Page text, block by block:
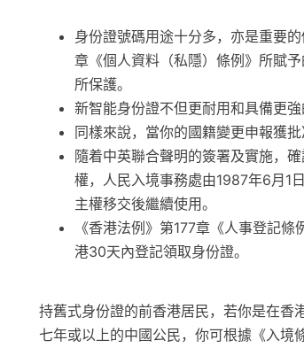
身份證號碼用途十分多，亦是重要
章《個人資料（私隱）條例》所賦
所保護。
新智能身份證不但更耐用和具備更
同樣來說，當你的國籍變更申報獲
隨着中英聯合聲明的簽署及實施，
權，人民入境事務處由1987年6月1
主權移交後繼續使用。
《香港法例》第177章《人事登記
港30天內登記領取身份證。
持舊式身份證的前香港居民，若你是在香
七年或以上的中國公民，你可根據《入